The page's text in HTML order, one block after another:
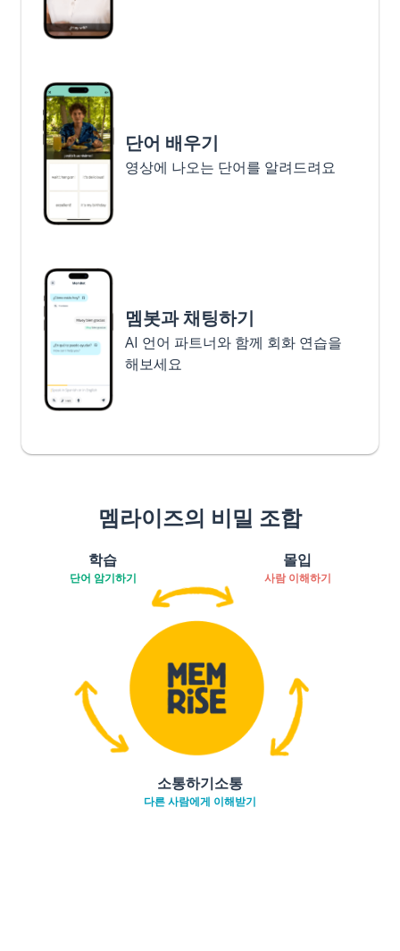
단어 배우기
영상에 나오는 단어를 알려드려요
멤봇과 채팅하기
AI 언어 파트너와 함께 회화 연습을
해보세요
멤라이즈의 비밀 조합
학습
단어 암기하기
몰입
사람 이해하기
소통하기소통
다른 사람에게 이해받기